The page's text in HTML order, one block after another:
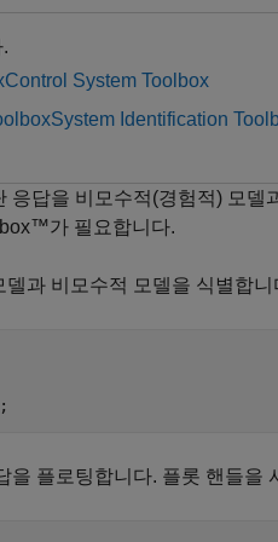
Control System Toolbox
System Identification
응답을 비모수적(경험적) 모
가 필요합니다.
과 비모수적 모델을 식별합니
을 플로팅합니다. 플롯 핸들을